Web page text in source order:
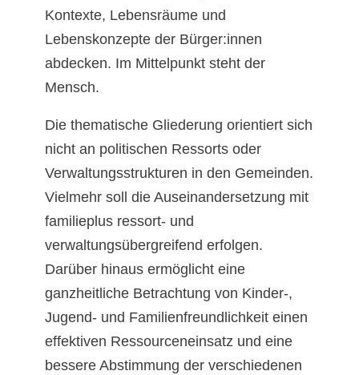
Kontexte, Lebensräume und
Lebenskonzepte der Bürger:innen
abdecken. Im Mittelpunkt steht der
Mensch.
Die thematische Gliederung orientiert sich
nicht an politischen Ressorts oder
Verwaltungsstrukturen in den Gemeinden.
Vielmehr soll die Auseinandersetzung mit
familieplus ressort- und
verwaltungsübergreifend erfolgen.
Darüber hinaus ermöglicht eine
ganzheitliche Betrachtung von Kinder-,
Jugend- und Familienfreundlichkeit einen
effektiven Ressourceneinsatz und eine
bessere Abstimmung der verschiedenen